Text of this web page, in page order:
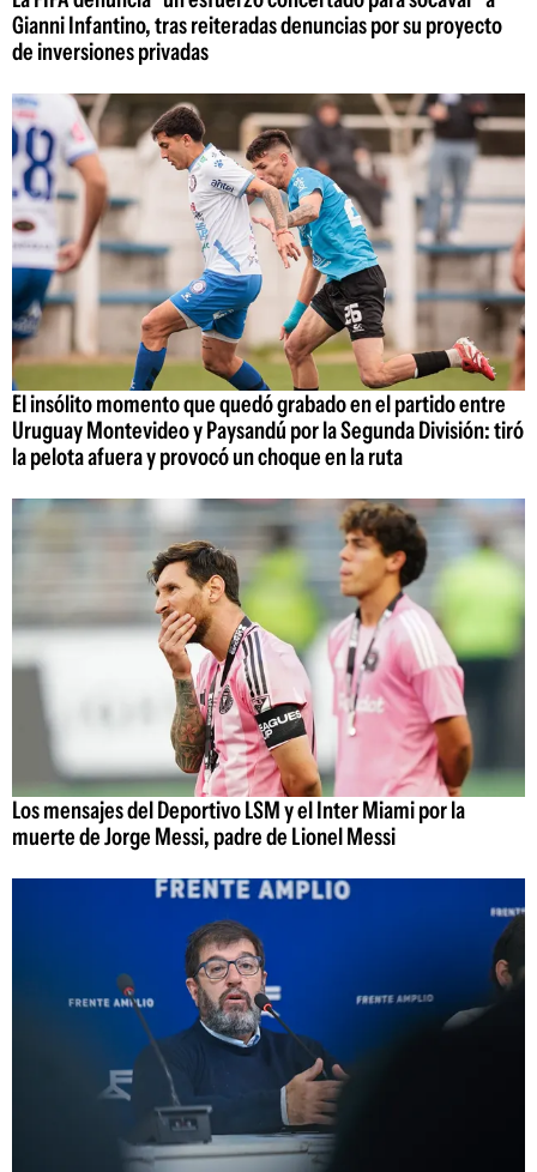
Gianni Infantino, tras reiteradas denuncias por su proyecto
de inversiones privadas
El insólito momento que quedó grabado en el partido entre
Uruguay Montevideo y Paysandú por la Segunda División: tiró
la pelota afuera y provocó un choque en la ruta
Los mensajes del Deportivo LSM y el Inter Miami por la
muerte de Jorge Messi, padre de Lionel Messi